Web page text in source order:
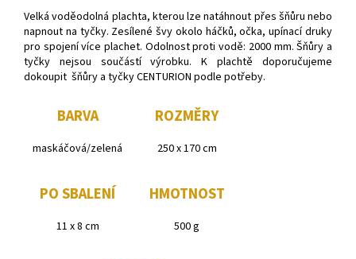
Velká voděodolná plachta, kterou lze natáhnout přes šňůru nebo
napnout na tyčky. Zesílené švy okolo háčků, očka, upínací druky
pro spojení více plachet. Odolnost proti vodě: 2000 mm. Šňůry a
tyčky nejsou součástí výrobku.K plachtě doporučujeme
dokoupit šňůry a tyčky CENTURION podle potřeby.
BARVA
maskáčová/zelená
ROZMĚRY
250 x 170 cm
PO SBALENÍ
11 x 8 cm
HMOTNOST
500 g